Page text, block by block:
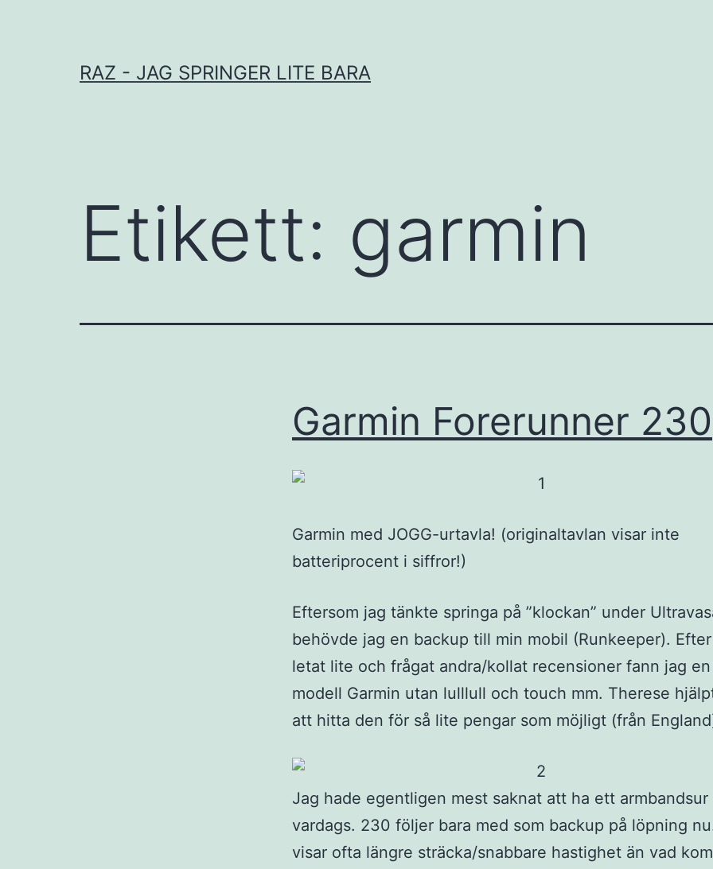
RAZ - JAG SPRINGER LITE BARA
Etikett: garmin
Garmin Forerunner 230
Garmin med JOGG-urtavla! (originaltavlan visar inte
batteriprocent i siffror!)
Eftersom jag tänkte springa på ”klockan” under
behövde jag en backup till min mobil (Runkeeper).
letat lite och frågat andra/kollat recensioner fann jag
modell Garmin utan lulllull och touch mm. Therese
att hitta den för så lite pengar som möjligt (från
Jag hade egentligen mest saknat att ha ett armbandsur
vardags. 230 följer bara med som backup på löpning
visar ofta längre sträcka/snabbare hastighet än vad